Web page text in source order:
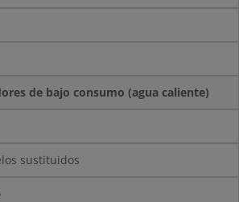
de bajo consumo (agua caliente)
sustituidos